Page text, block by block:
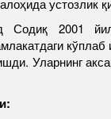
устозлик
2001
Уларнинг